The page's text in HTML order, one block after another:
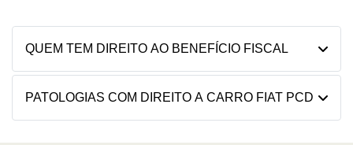
QUEM TEM DIREITO AO BENEFÍCIO FISCAL
PATOLOGIAS COM DIREITO A CARRO FIAT PCD